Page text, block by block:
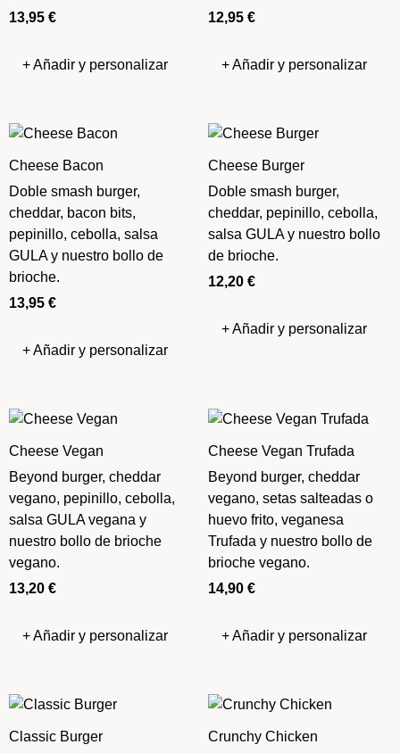
13,95 €
+ Añadir y personalizar
12,95 €
+ Añadir y personalizar
Cheese Bacon
Doble smash burger,
cheddar, bacon bits,
pepinillo, cebolla, salsa
GULA y nuestro bollo de
brioche.
13,95 €
+ Añadir y personalizar
Cheese Burger
Doble smash burger,
cheddar, pepinillo, cebolla,
salsa GULA y nuestro bollo
de brioche.
12,20 €
+ Añadir y personalizar
Cheese Vegan
Beyond burger, cheddar
vegano, pepinillo, cebolla,
salsa GULA vegana y
nuestro bollo de brioche
vegano.
13,20 €
+ Añadir y personalizar
Cheese Vegan Trufada
Beyond burger, cheddar
vegano, setas salteadas o
huevo frito, veganesa
Trufada y nuestro bollo de
brioche vegano.
14,90 €
+ Añadir y personalizar
Classic Burger
Crunchy Chicken